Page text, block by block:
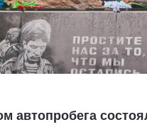
автопробега